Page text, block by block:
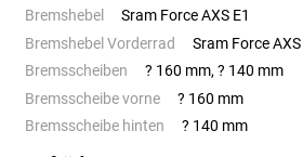
Bremshebel
Sram Force AXS E1
Bremshebel Vorderrad
Sram Force AXS
Bremsscheiben
? 160 mm, ? 140 mm
Bremsscheibe vorne
? 160 mm
Bremsscheibe hinten
? 140 mm